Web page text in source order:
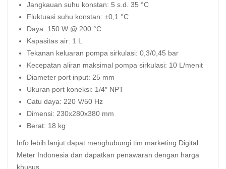
Jangkauan suhu konstan: 5 s.d. 35 °C
Fluktuasi suhu konstan: ±0,1 °C
Daya: 150 W @ 200 °C
Kapasitas air: 1 L
Tekanan keluaran pompa sirkulasi: 0,3/0,45 bar
Kecepatan aliran maksimal pompa sirkulasi: 10 L/menit
Diameter port input: 25 mm
Ukuran port koneksi: 1/4″ NPT
Catu daya: 220 V/50 Hz
Dimensi: 230x280x380 mm
Berat: 18 kg
Info lebih lanjut dapat menghubungi tim marketing Digital
Meter Indonesia dan dapatkan penawaran dengan harga
khusus.